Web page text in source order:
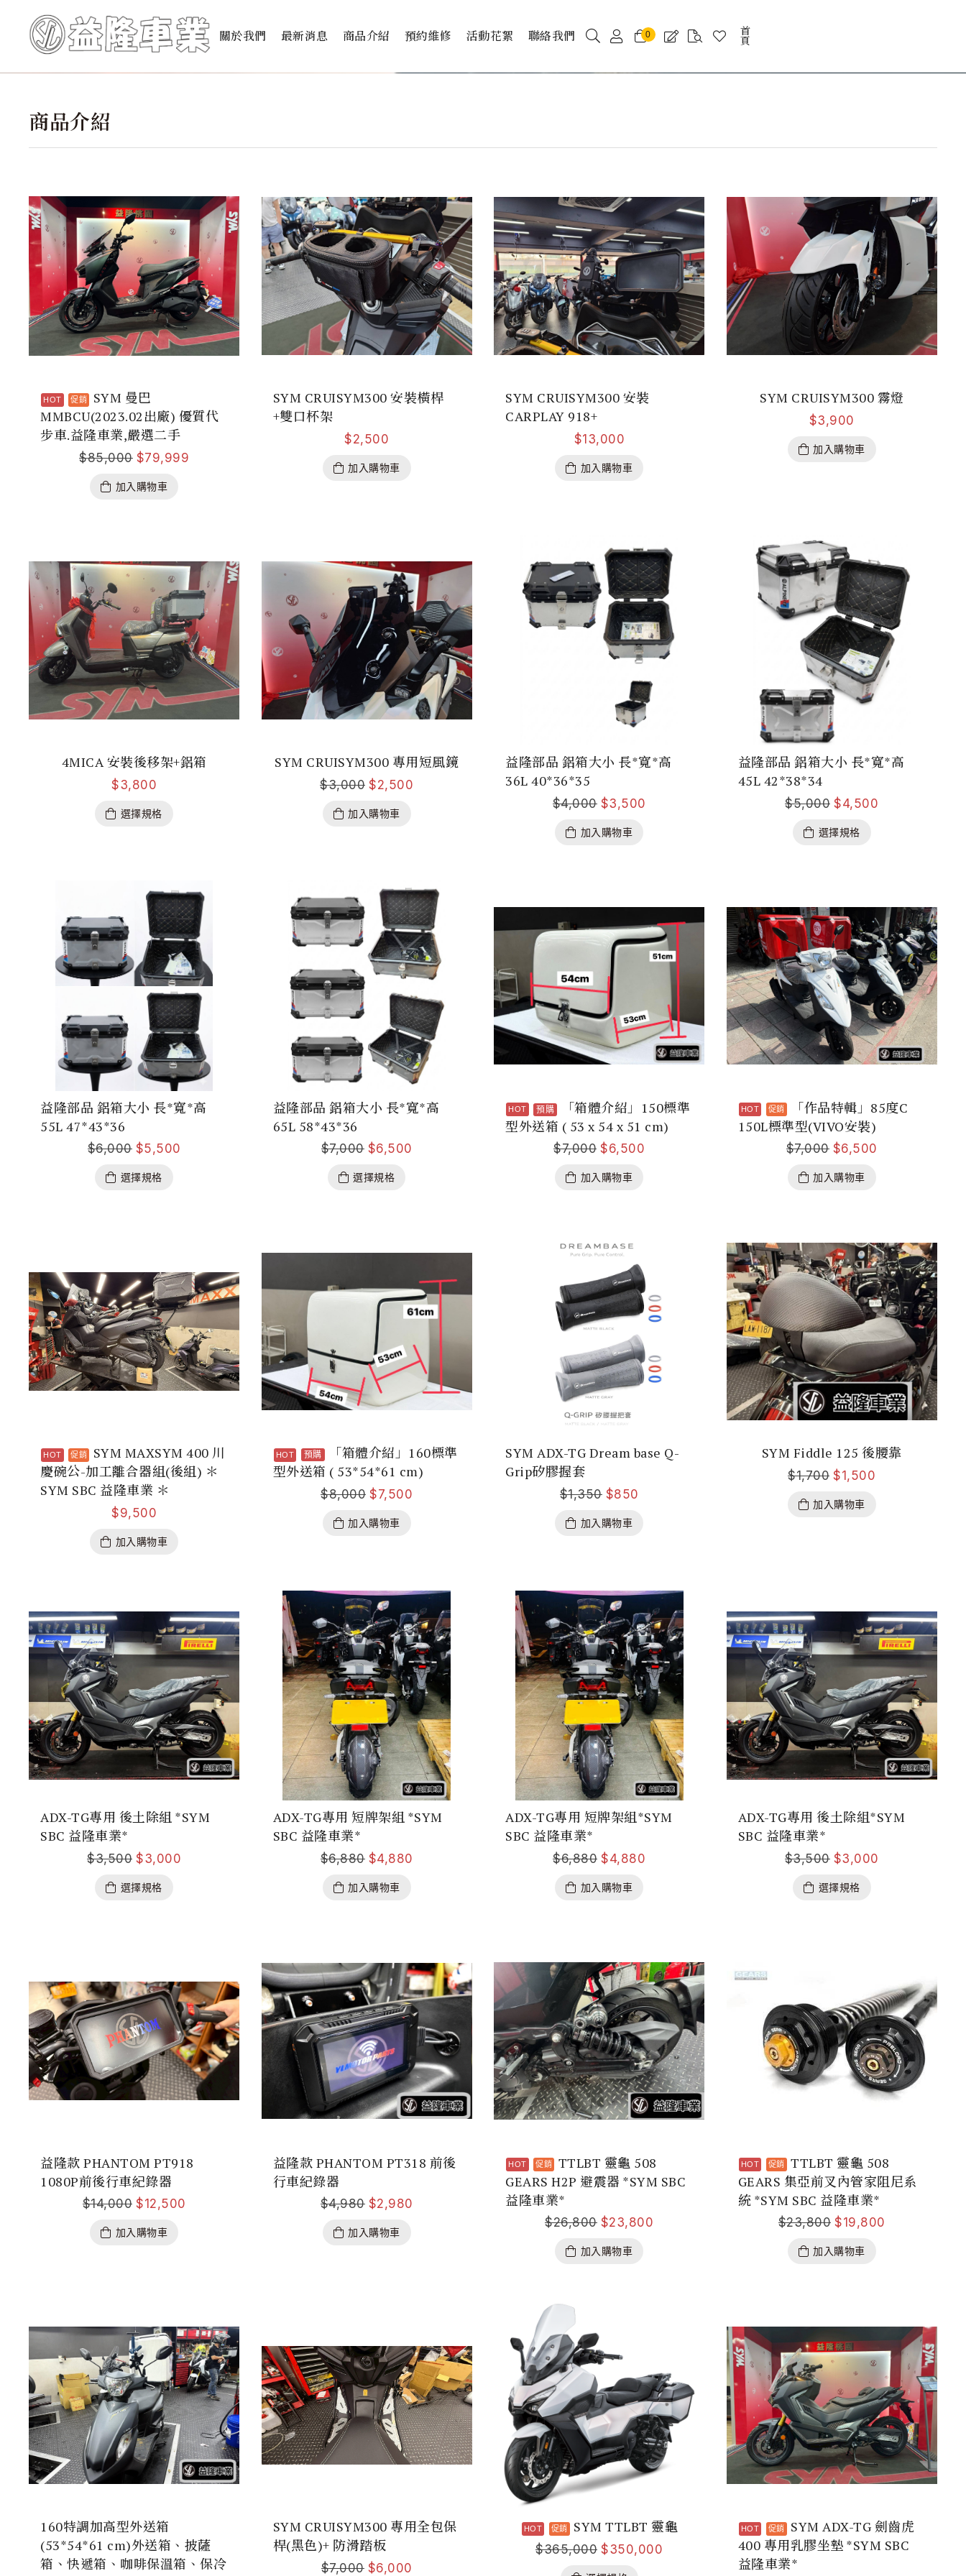
關於我們 最新消息 商品介紹 預約維修 活動花絮 聯絡我們 0 首
頁
商品介紹
SYM 曼巴
MMBCU(2023.02出廠) 優質代
步車.益隆車業,嚴選二手
$85,000 $79,999
加入購物車
SYM CRUISYM300 安裝橫桿
+雙口杯架
$2,500
加入購物車
SYM CRUISYM300 安裝
CARPLAY 918+
$13,000
加入購物車
SYM CRUISYM300 霧燈
$3,900
加入購物車
4MICA 安裝後移架+鋁箱
$3,800
選擇規格
SYM CRUISYM300 專用短風鏡
$3,000 $2,500
加入購物車
益隆部品 鋁箱大小 長*寬*高
36L 40*36*35
$4,000 $3,500
加入購物車
益隆部品 鋁箱大小 長*寬*高
45L 42*38*34
$5,000 $4,500
選擇規格
益隆部品 鋁箱大小 長*寬*高
55L 47*43*36
$6,000 $5,500
選擇規格
益隆部品 鋁箱大小 長*寬*高
65L 58*43*36
$7,000 $6,500
選擇規格
預購
「箱體介紹」150標準
型外送箱 ( 53 x 54 x 51 cm)
$7,000 $6,500
加入購物車
「作品特輯」85度C
150L標準型(VIVO安裝)
$7,000 $6,500
加入購物車
SYM MAXSYM 400 川
慶碗公-加工離合器組(後組) ＊
SYM SBC 益隆車業 ＊
$9,500
加入購物車
預購
「箱體介紹」160標準
型外送箱 ( 53*54*61 cm)
$8,000 $7,500
加入購物車
SYM ADX-TG Dream base Q-
Grip矽膠握套
$1,350 $850
加入購物車
SYM Fiddle 125 後腰靠
$1,700 $1,500
加入購物車
ADX-TG專用 後土除組 *SYM
SBC 益隆車業*
$3,500 $3,000
選擇規格
ADX-TG專用 短牌架組 *SYM
SBC 益隆車業*
$6,880 $4,880
加入購物車
ADX-TG專用 短牌架組*SYM
SBC 益隆車業*
$6,880 $4,880
加入購物車
ADX-TG專用 後土除組*SYM
SBC 益隆車業*
$3,500 $3,000
選擇規格
益隆款 PHANTOM PT918
1080P前後行車紀錄器
$14,000 $12,500
加入購物車
益隆款 PHANTOM PT318 前後
行車紀錄器
$4,980 $2,980
加入購物車
TTLBT 靈龜 508
GEARS H2P 避震器 *SYM SBC
益隆車業*
$26,800 $23,800
加入購物車
TTLBT 靈龜 508
GEARS 集亞前叉內管家阻尼系
統 *SYM SBC 益隆車業*
$23,800 $19,800
加入購物車
160特調加高型外送箱
(53*54*61 cm)外送箱、披薩
箱、快遞箱、咖啡保溫箱、保冷
SYM CRUISYM300 專用全包保
桿(黑色)+ 防滑踏板
$7,000 $6,000
SYM TTLBT 靈龜
$365,000 $350,000
SYM ADX-TG 劍齒虎
400 專用乳膠坐墊 *SYM SBC
益隆車業*